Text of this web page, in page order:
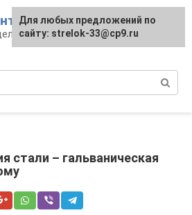
работы и
стали – гальваническая
Для любых предложений по
сайту: strelok-33@cp9.ru
Для любых предложений по
сайту: strelok-33@cp9.ru